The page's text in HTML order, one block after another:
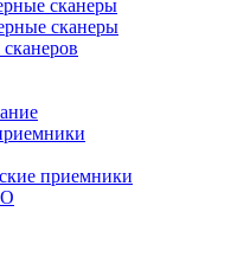
сканеры
сканеры
приемники